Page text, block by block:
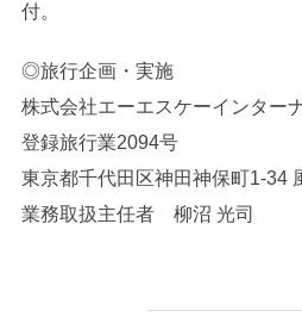
付。
◎旅行企画・実施
株式会社エーエスケーインタ
登録旅行業2094号
東京都千代田区神田神保町1-
業務取扱主任者 柳沼 光司